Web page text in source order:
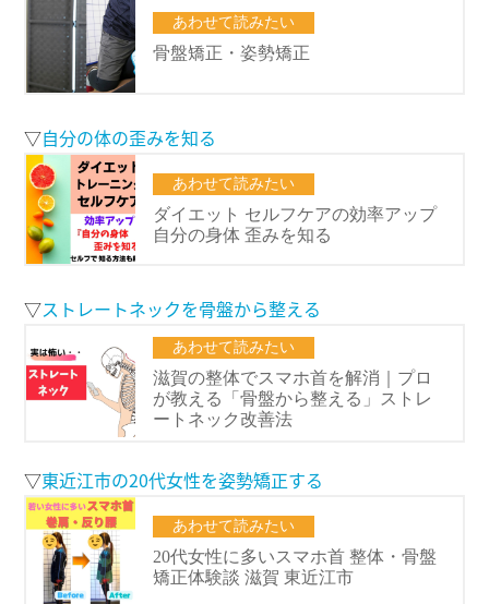
▽自分の体の歪みを知る
▽ストレートネックを骨盤から整える
▽東近江市の20代女性を姿勢矯正する